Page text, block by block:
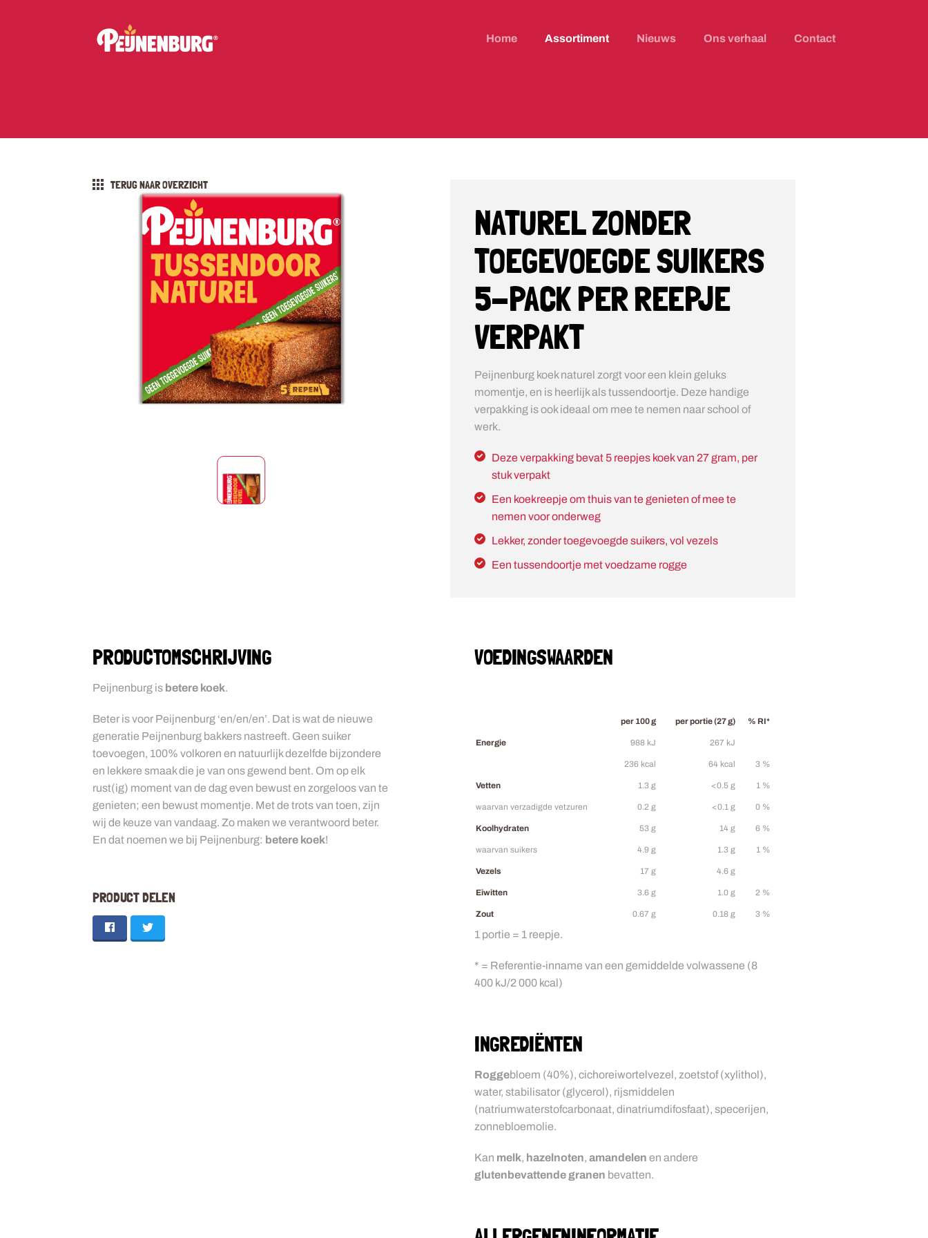
Home Assortiment Nieuws Ons verhaal Contact
TERUG NAAR OVERZICHT
NATUREL ZONDER
TOEGEVOEGDE SUIKERS
5-PACK PER REEPJE
VERPAKT
Peijnenburg koek naturel zorgt voor een klein geluks
momentje, en is heerlijk als tussendoortje. Deze handige
verpakking is ook ideaal om mee te nemen naar school of
werk.
Deze verpakking bevat 5 reepjes koek van 27 gram, per
stuk verpakt
Een koekreepje om thuis van te genieten of mee te
nemen voor onderweg
Lekker, zonder toegevoegde suikers, vol vezels
Een tussendoortje met voedzame rogge
PRODUCTOMSCHRIJVING
Peijnenburg is betere koek.
Beter is voor Peijnenburg ‘en/en/en’. Dat is wat de nieuwe
generatie Peijnenburg bakkers nastreeft. Geen suiker
toevoegen, 100% volkoren en natuurlijk dezelfde bijzondere
en lekkere smaak die je van ons gewend bent. Om op elk
rust(ig) moment van de dag even bewust en zorgeloos van te
genieten; een bewust momentje. Met de trots van toen, zijn
wij de keuze van vandaag. Zo maken we verantwoord beter.
En dat noemen we bij Peijnenburg: betere koek!
PRODUCT DELEN
VOEDINGSWAARDEN
per 100 g per portie (27 g) % RI*
Energie 988 kJ 267 kJ
236 kcal 64 kcal 3 %
Vetten 1.3 g <0.5 g 1 %
waarvan verzadigde vetzuren 0.2 g <0.1 g 0 %
Koolhydraten 53 g 14 g 6 %
waarvan suikers 4.9 g 1.3 g 1 %
Vezels 17 g 4.6 g
Eiwitten 3.6 g 1.0 g 2 %
Zout 0.67 g 0.18 g 3 %
1 portie = 1 reepje.
* = Referentie-inname van een gemiddelde volwassene (8
400 kJ/2 000 kcal)
INGREDIËNTEN
Roggebloem (40%), cichoreiwortelvezel, zoetstof (xylithol),
water, stabilisator (glycerol), rijsmiddelen
(natriumwaterstofcarbonaat, dinatriumdifosfaat), specerijen,
zonnebloemolie.
Kan melk, hazelnoten, amandelen en andere
glutenbevattende granen bevatten.